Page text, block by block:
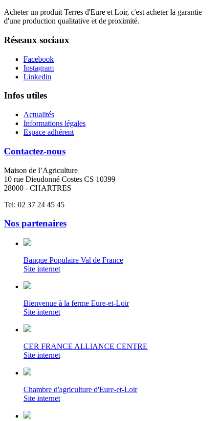
Acheter un produit Terres d'Eure et Loir, c'est acheter la garantie
d'une production qualitative et de proximité.
Réseaux sociaux
Facebook
Instagram
Linkedin
Infos utiles
Actualités
Informations légales
Espace adhérent
Contactez-nous
Maison de l’Agriculture
10 rue Dieudonné Costes CS 10399
28000 - CHARTRES
Tel: 02 37 24 45 45
Nos partenaires
Banque Populaire Val de France
Site internet
Bienvenue à la ferme Eure-et-Loir
Site internet
CER FRANCE ALLIANCE CENTRE
Site internet
Chambre d'agriculture d'Eure-et-Loir
Site internet